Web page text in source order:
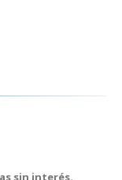
sin interés.